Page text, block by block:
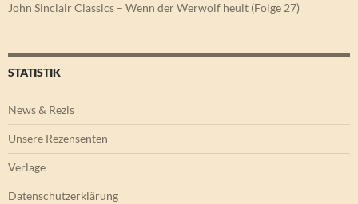
John Sinclair Classics – Wenn der Werwolf heult (Folge 27)
STATISTIK
News & Rezis
Unsere Rezensenten
Verlage
Datenschutzerklärung